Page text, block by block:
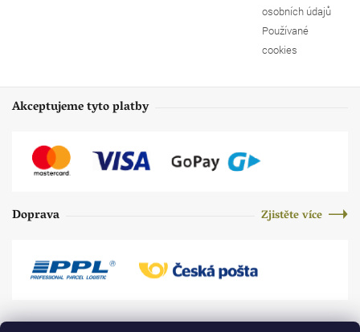
osobních údajů
Používané
cookies
Akceptujeme tyto platby
Doprava Zjistěte více